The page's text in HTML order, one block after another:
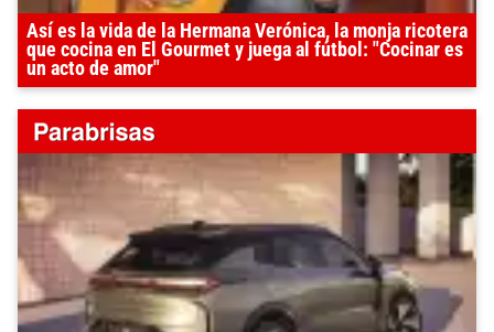
Así es la vida de la Hermana Verónica, la monja ricotera
que cocina en El Gourmet y juega al fútbol: "Cocinar es
un acto de amor"